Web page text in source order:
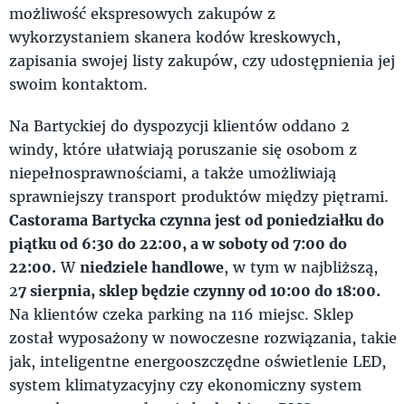
możliwość ekspresowych zakupów z
wykorzystaniem skanera kodów kreskowych,
zapisania swojej listy zakupów, czy udostępnienia jej
swoim kontaktom.
Na Bartyckiej do dyspozycji klientów oddano 2
windy, które ułatwiają poruszanie się osobom z
niepełnosprawnościami, a także umożliwiają
sprawniejszy transport produktów między piętrami.
Castorama Bartycka czynna jest od poniedziałku do
piątku od 6:30 do 22:00, a w soboty od 7:00 do
22:00. Wniedziele handlowe, w tym w najbliższą,
27 sierpnia, sklep będzie czynny od 10:00 do 18:00.
Na klientów czeka parking na 116 miejsc. Sklep
został wyposażony w nowoczesne rozwiązania, takie
jak, inteligentne energooszczędne oświetlenie LED,
system klimatyzacyjny czy ekonomiczny system